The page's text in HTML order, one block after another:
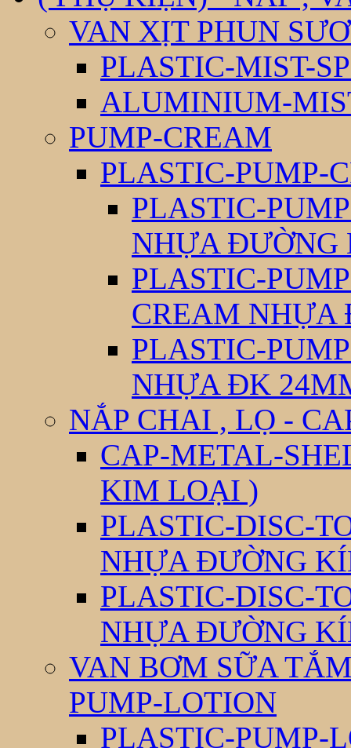
VAN XỊT PHUN
PLASTIC-MIST-
ALUMINIUM-
PUMP-CREAM
PLASTIC-PUMP-
PLASTIC-
NHỰA ĐƯỜNG
PLASTIC-
CREAM NHỰA
PLASTIC-
NHỰA ĐK
NẮP CHAI , LỌ -
CAP-METAL-
KIM LOẠI )
PLASTIC-DISC-
NHỰA ĐƯỜNG
PLASTIC-DISC-
NHỰA ĐƯỜNG
VAN BƠM SỮA
PUMP-LOTION
PLASTIC-PUMP-